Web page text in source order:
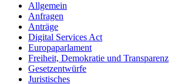
Allgemein
Anfragen
Anträge
Digital Services Act
Europaparlament
Freiheit, Demokratie und Transparenz
Gesetzentwürfe
Juristisches